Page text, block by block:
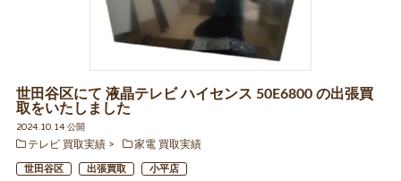
世田谷区にて 液晶テレビ ハイセンス 50E6800 の出張買
取をいたしました
2024.10.14 公開
テレビ 買取実績
家電 買取実績
世田谷区 出張買取 小平店